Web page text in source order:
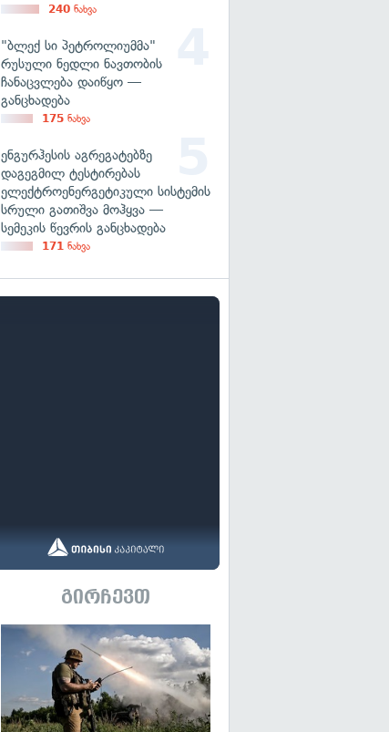
240 ნახვა
"ბლექ სი პეტროლიუმმა"
რუსული ნედლი ნავთობის
ჩანაცვლება დაიწყო —
განცხადება
175 ნახვა
ენგურჰესის აგრეგატებზე
დაგეგმილ ტესტირებას
ელექტროენერგეტიკული სისტემის
სრული გათიშვა მოჰყვა —
სემეკის წევრის განცხადება
171 ნახვა
გირჩევთ